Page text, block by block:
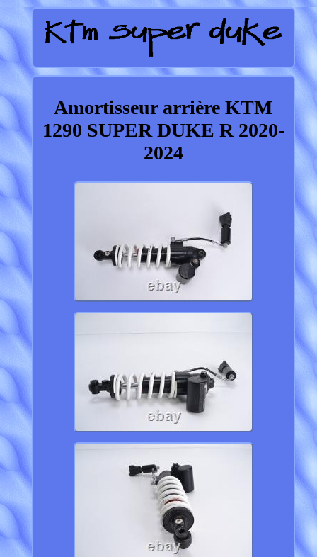
Amortisseur arrière KTM
1290 SUPER DUKE R 2020-
2024